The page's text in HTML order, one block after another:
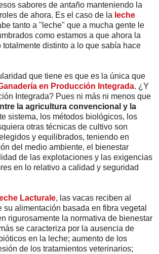
sabores de antaño manteniendo la
de ahora. Es el caso de la leche
tanto a "leche" que a mucha gente le
como estamos a que ahora la
totalmente distinto a lo que sabía hace
que tiene es que es la única que
en Producción Integrada. ¿Y
Integrada? Pues ni más ni menos que
la agricultura convencional y la
sistema, los métodos biológicos, los
otras técnicas de cultivo son
y equilibrados, teniendo en
del medio ambiente, el bienestar
de las explotaciones y las exigencias
en lo relativo a calidad y seguridad
Lacturale, las vacas reciben al
su alimentación basada en fibra vegetal
rigurosamente la normativa de bienestar
se caracteriza por la ausencia de
en la leche; aumento de los
de los tratamientos veterinarios;